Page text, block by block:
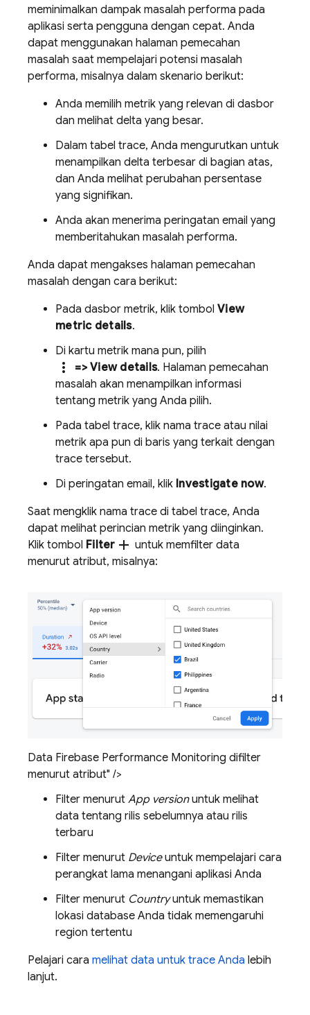
meminimalkan dampak masalah performa pada
aplikasi serta pengguna dengan cepat. Anda
dapat menggunakan halaman pemecahan
masalah saat mempelajari potensi masalah
performa, misalnya dalam skenario berikut:
Anda memilih metrik yang relevan di dasbor
dan melihat delta yang besar.
Dalam tabel trace, Anda mengurutkan untuk
menampilkan delta terbesar di bagian atas,
dan Anda melihat perubahan persentase
yang signifikan.
Anda akan menerima peringatan email yang
memberitahukan masalah performa.
Anda dapat mengakses halaman pemecahan
masalah dengan cara berikut:
Pada dasbor metrik, klik tombol View
metric details.
Di kartu metrik mana pun, pilih
more_vert => View details. Halaman pemecahan
masalah akan menampilkan informasi
tentang metrik yang Anda pilih.
Pada tabel trace, klik nama trace atau nilai
metrik apa pun di baris yang terkait dengan
trace tersebut.
Di peringatan email, klik Investigate now.
Saat mengklik nama trace di tabel trace, Anda
dapat melihat perincian metrik yang diinginkan.
Klik tombol Filter add untuk memfilter data
menurut atribut, misalnya:
Data Firebase Performance Monitoring difilter
menurut atribut" />
Filter menurut App versionuntuk melihat
data tentang rilis sebelumnya atau rilis
terbaru
Filter menurut Deviceuntuk mempelajari cara
perangkat lama menangani aplikasi Anda
Filter menurut Countryuntuk memastikan
lokasi database Anda tidak memengaruhi
region tertentu
Pelajari cara melihat data untuk trace Anda lebih
lanjut.